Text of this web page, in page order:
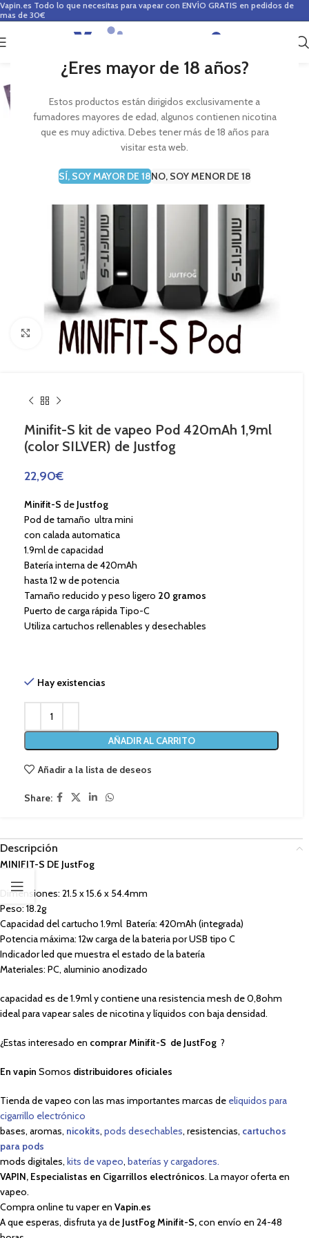
¿Eres mayor de 18 años?
Estos productos están dirigidos exclusivamente a
fumadores mayores de edad, algunos contienen nicotina
que es muy adictiva. Debes tener más de 18 años para
visitar esta web.
SÍ, SOY MAYOR DE 18NO, SOY MENOR DE 18
Vapin.es Todo lo que necesitas para vapear con ENVÍO GRATIS en pedidos de
mas de 30€
0
Haga Click para agrandar
Minifit-S kit de vapeo Pod 420mAh 1,9ml
(color SILVER) de Justfog
22,90€
Minifit-S de Justfog
Pod de tamaño ultra mini
con calada automatica
1.9ml de capacidad
Batería interna de 420mAh
hasta 12 w de potencia
Tamaño reducido y peso ligero 20 gramos
Puerto de carga rápida Tipo-C
Utiliza cartuchos rellenables y desechables
Hay existencias
AÑADIR AL CARRITO
Añadir a la lista de deseos
Share:
Descripción
MINIFIT-S DE JustFog
Dimensiones: 21.5 x 15.6 x 54.4mm
Peso: 18.2g
Capacidad del cartucho 1.9ml Batería: 420mAh (integrada)
Potencia máxima: 12w carga de la bateria por USB tipo C
Indicador led que muestra el estado de la batería
Materiales: PC, aluminio anodizado
capacidad es de 1.9ml y contiene una resistencia mesh de 0,8ohm
ideal para vapear sales de nicotina y líquidos con baja densidad.
¿Estas interesado en comprar Minifit-S de JustFog ?
En vapin Somos distribuidores oficiales
Tienda de vapeo con las mas importantes marcas de eliquidos para
cigarrillo electrónico
bases, aromas, nicokits, pods desechables, resistencias, cartuchos
para pods
mods digitales, kits de vapeo, baterías y cargadores.
VAPIN, Especialistas en Cigarrillos electrónicos. La mayor oferta en
vapeo.
Compra online tu vaper en Vapin.es
A que esperas, disfruta ya de JustFog Minifit-S,con envío en 24-48